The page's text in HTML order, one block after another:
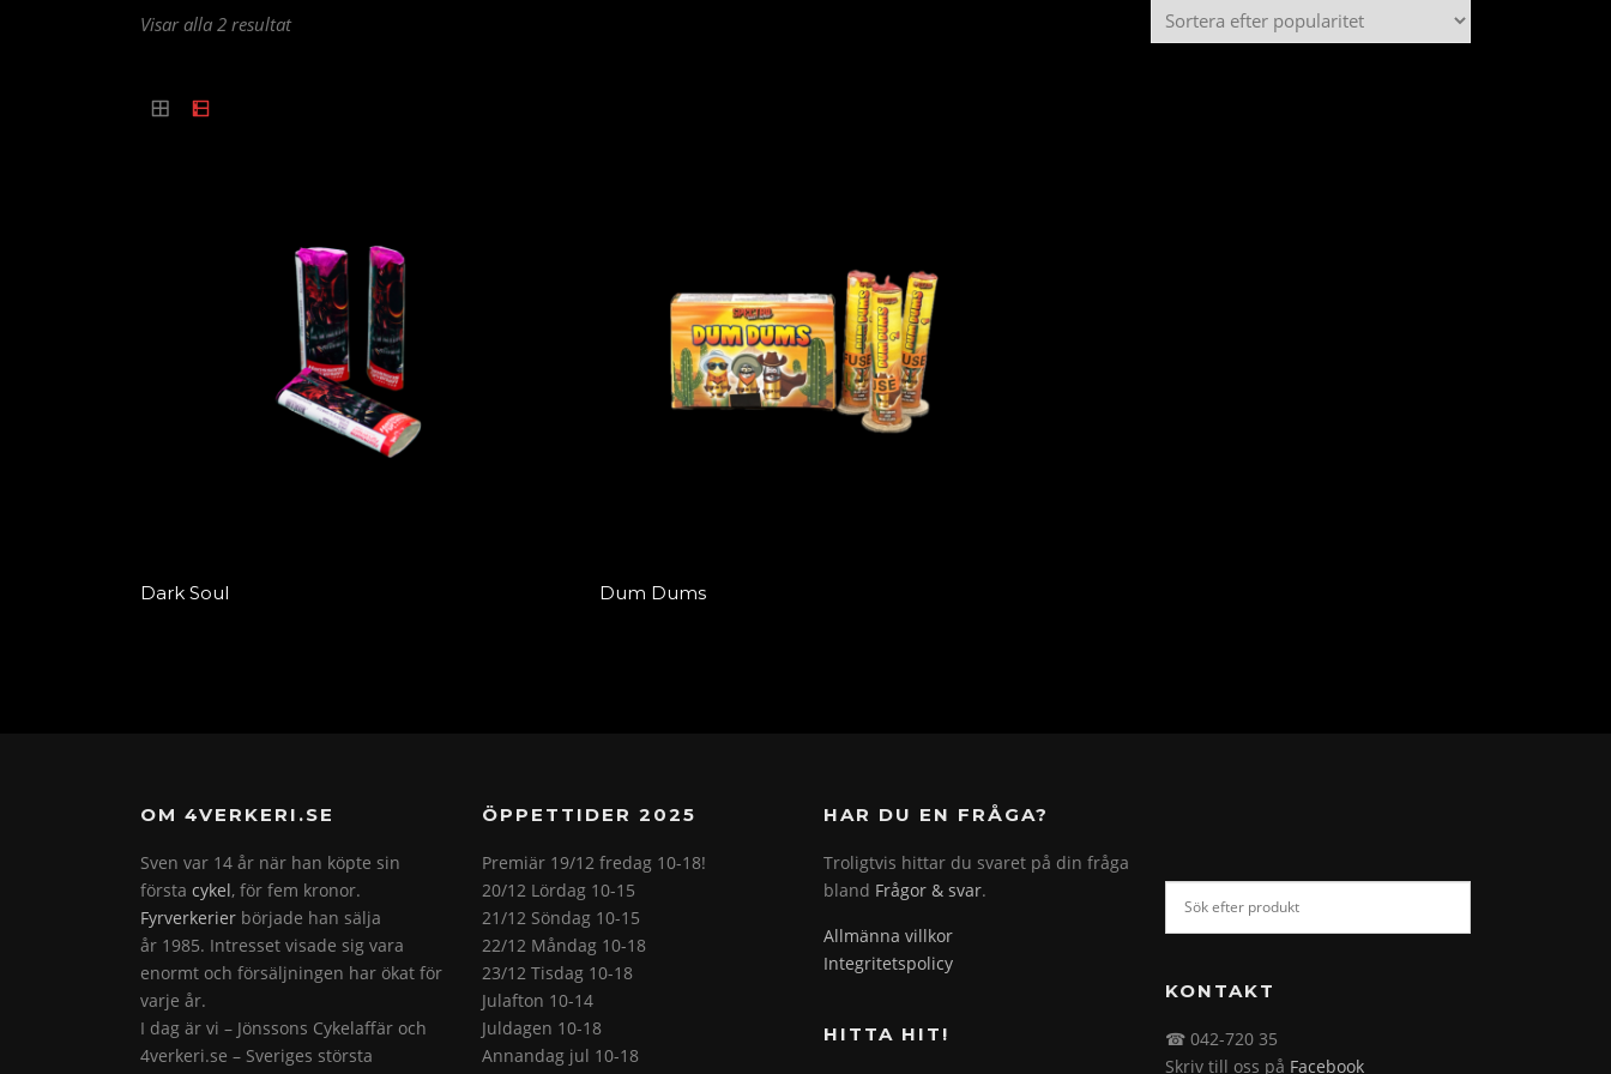
Visar alla 2 resultatSortera
Dark Soul Dum Dums
OM 4VERKERI.SE
Sven var 14 år när han köpte sin
första cykel, för fem kronor.
Fyrverkerier började han sälja
år 1985. Intresset visade sig vara
enormt och försäljningen har ökat för
varje år.
I dag är vi – Jönssons Cykelaffär och
4verkeri.se – Sveriges största
ÖPPETTIDER 2025
Premiär 19/12 fredag 10-18!
20/12 Lördag 10-15
21/12 Söndag 10-15
22/12 Måndag 10-18
23/12 Tisdag 10-18
Julafton 10-14
Juldagen 10-18
Annandag jul 10-18
HAR DU EN FRÅGA?
Troligtvis hittar du svaret på din fråga
bland Frågor & svar.
Allmänna villkor
Integritetspolicy
HITTA HIT!
KONTAKT
☎ 042-720 35
Skriv till oss på Facebook